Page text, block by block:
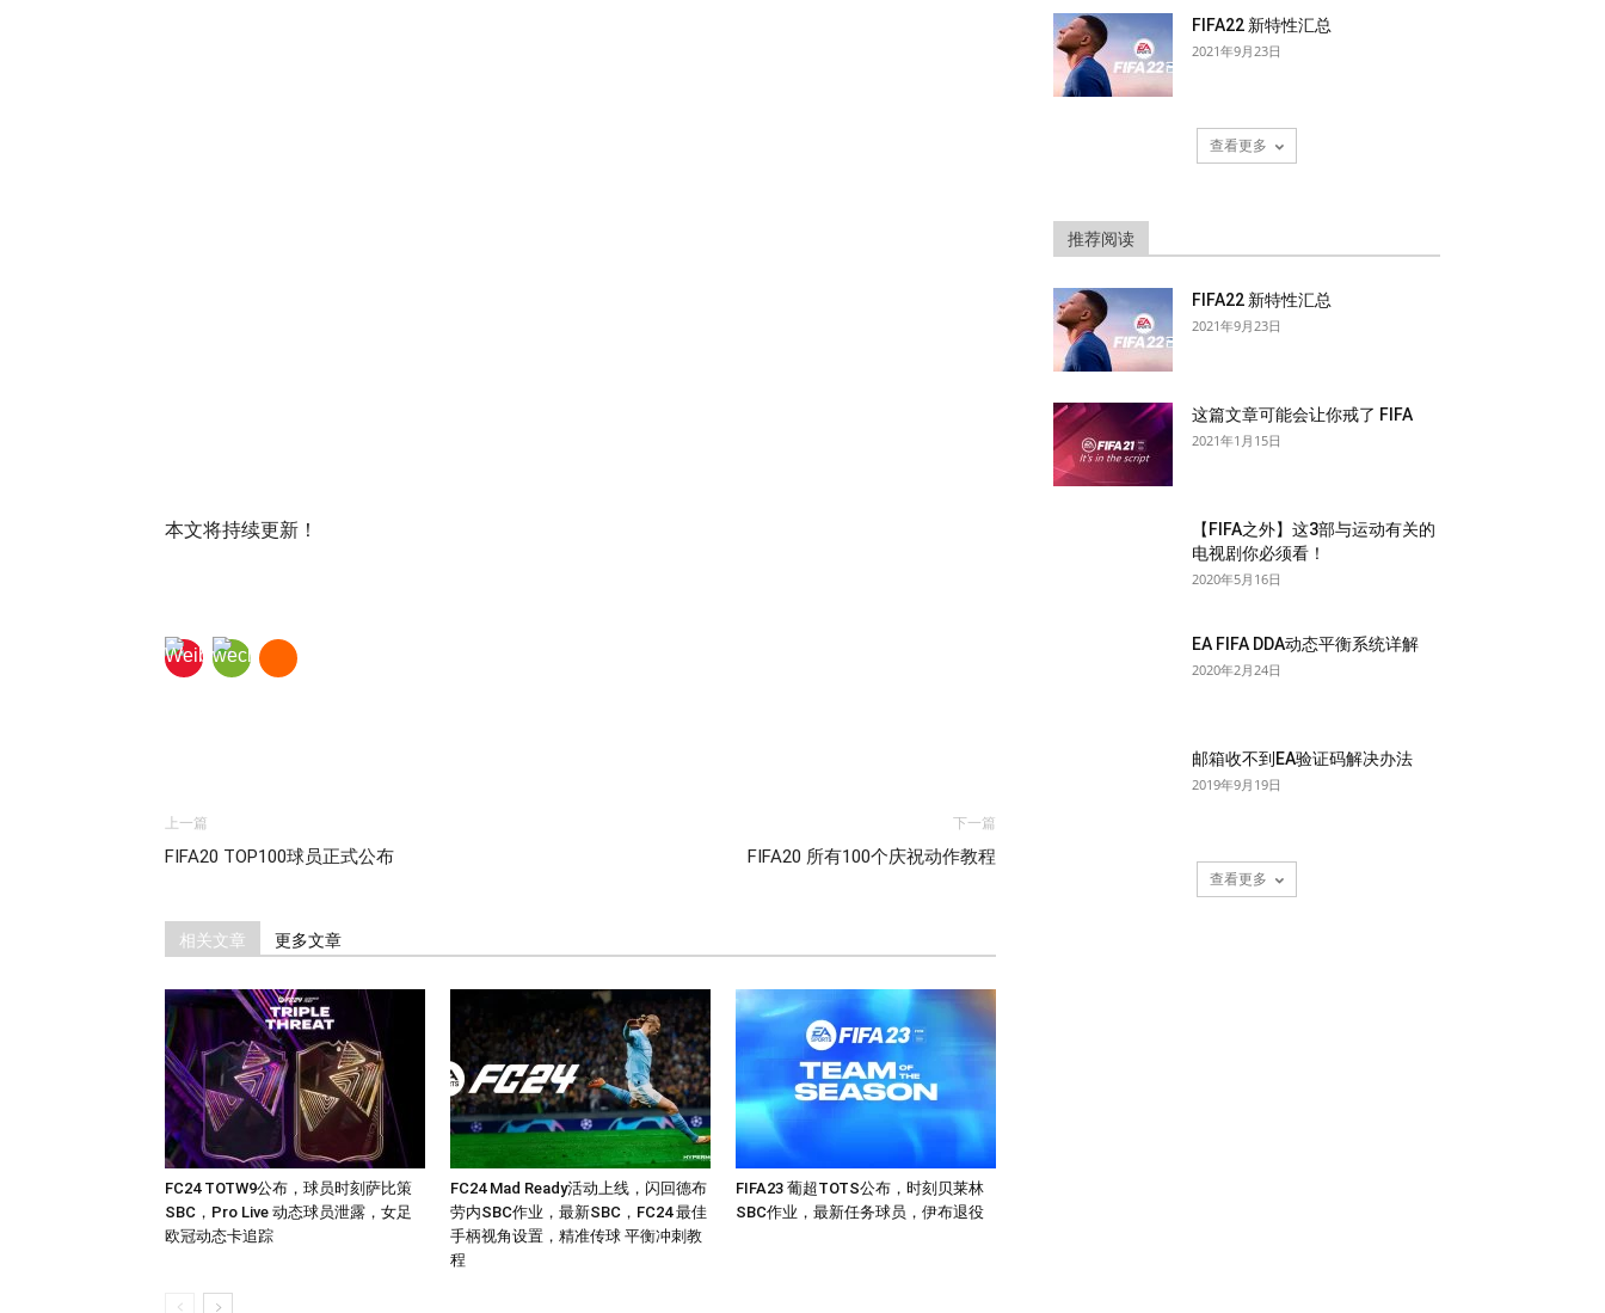
本文将持续更新！
上一篇
FIFA20 TOP100球员正式公布
下一篇
FIFA20 所有100个庆祝动作教程
相关文章 更多文章
FC24 TOTW9公布，球员时刻萨比策
SBC，Pro Live 动态球员泄露，女足
欧冠动态卡追踪
FC24 Mad Ready活动上线，闪回德布
劳内SBC作业，最新SBC，FC24 最佳
手柄视角设置，精准传球 平衡冲刺教
程
FIFA23 葡超TOTS公布，时刻贝莱林
SBC作业，最新任务球员，伊布退役
FIFA22 新特性汇总
2021年9月23日
查看更多
推荐阅读
FIFA22 新特性汇总
2021年9月23日
这篇文章可能会让你戒了 FIFA
2021年1月15日
【FIFA之外】这3部与运动有关的
电视剧你必须看！
2020年5月16日
EA FIFA DDA动态平衡系统详解
2020年2月24日
邮箱收不到EA验证码解决办法
2019年9月19日
查看更多